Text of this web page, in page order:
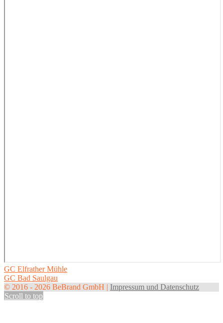
Post
navigation
GC Elfrather Mühle
GC Bad Saulgau
© 2016 - 2026 BeBrand GmbH | Impressum und Datenschutz
Scroll to top